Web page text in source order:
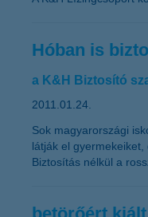
Hóban is
a K&H Biztosító
2011.01.24.
Sok magyarországi
látják el
Biztosítás nélkül a